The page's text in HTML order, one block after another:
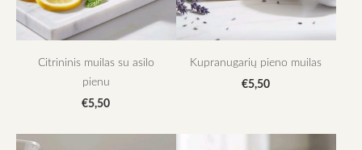
Citrininis muilas su asilo
pienu
€5,50
Kupranugarių pieno muilas
€5,50